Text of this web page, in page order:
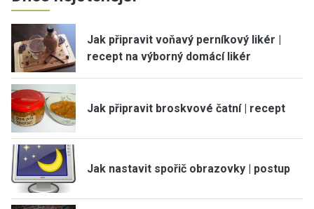
Jak připravit voňavý perníkový likér |
recept na výborný domácí likér
Jak připravit broskvové čatní | recept
Jak nastavit spořič obrazovky | postup